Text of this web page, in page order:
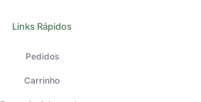
Links Rápidos
Pedidos
Carrinho